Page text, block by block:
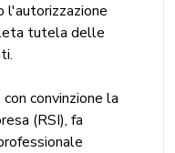
l'autorizzazione
tutela delle
convinzione la
(RSI), fa